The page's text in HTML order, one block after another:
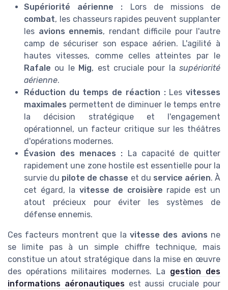
Supériorité aérienne : Lors de missions de
combat, les chasseurs rapides peuvent supplanter
les avions ennemis, rendant difficile pour l'autre
camp de sécuriser son espace aérien. L'agilité à
hautes vitesses, comme celles atteintes par le
Rafale ou le Mig, est cruciale pour la supériorité
aérienne.
Réduction du temps de réaction :Lesvitesses
maximales permettent de diminuer le temps entre
la décision stratégique et l'engagement
opérationnel, un facteur critique sur les théâtres
d'opérations modernes.
Évasion des menaces : La capacité de quitter
rapidement une zone hostile est essentielle pour la
survie du pilote de chasse et du service aérien. À
cet égard, la vitesse de croisière rapide est un
atout précieux pour éviter les systèmes de
défense ennemis.
Ces facteurs montrent que la vitesse des avions ne
se limite pas à un simple chiffre technique, mais
constitue un atout stratégique dans la mise en œuvre
des opérations militaires modernes. La gestion des
informations aéronautiquesest aussi cruciale pour